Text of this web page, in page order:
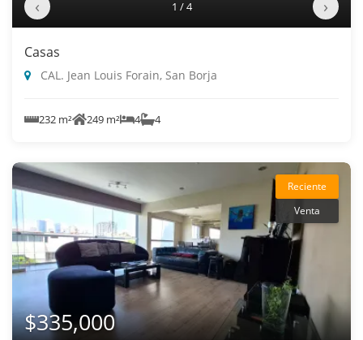
‹ 1 / 4 ›
Casas
CAL. Jean Louis Forain, San Borja
232 m² 249 m² 4 4
Reciente
Venta
$335,000